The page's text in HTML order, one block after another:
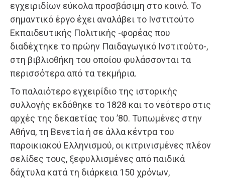
εγχειριδίων εύκολα προσβάσιμη στο κοινό. Το
σημαντικό έργο έχει αναλάβει το Ινστιτούτο
Εκπαιδευτικής Πολιτικής -φορέας που
διαδέχτηκε το πρώην Παιδαγωγικό Ινστιτούτο-,
στη βιβλιοθήκη του οποίου φυλάσσονται τα
περισσότερα από τα τεκμήρια.
Το παλαιότερο εγχειρίδιο της ιστορικής
συλλογής εκδόθηκε το 1828 και το νεότερο στις
αρχές της δεκαετίας του ’80. Τυπωμένες στην
Αθήνα, τη Βενετία ή σε άλλα κέντρα του
παροικιακού Ελληνισμού, οι κιτρινισμένες πλέον
σελίδες τους, ξεφυλλισμένες από παιδικά
δάχτυλα κατά τη διάρκεια 150 χρόνων,